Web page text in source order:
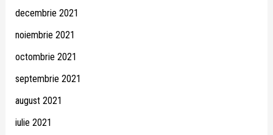
decembrie 2021
noiembrie 2021
octombrie 2021
septembrie 2021
august 2021
iulie 2021